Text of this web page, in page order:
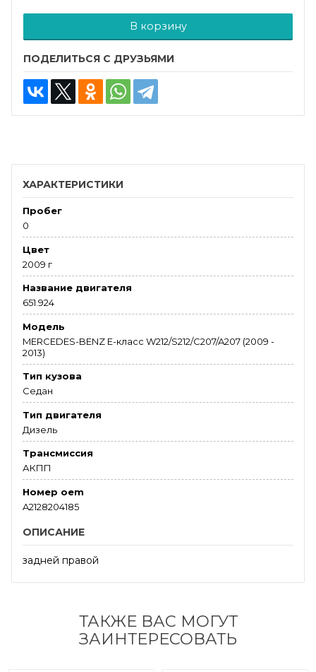
В корзину
ПОДЕЛИТЬСЯ С ДРУЗЬЯМИ
ХАРАКТЕРИСТИКИ
Пробег
0
Цвет
2009 г
Название двигателя
651.924
Модель
MERCEDES-BENZ E-класс W212/S212/C207/A207 (2009 -
2013)
Тип кузова
Седан
Тип двигателя
Дизель
Трансмиссия
АКПП
Номер oem
A2128204185
ОПИСАНИЕ
задней правой
ТАКЖЕ ВАС МОГУТ
ЗАИНТЕРЕСОВАТЬ